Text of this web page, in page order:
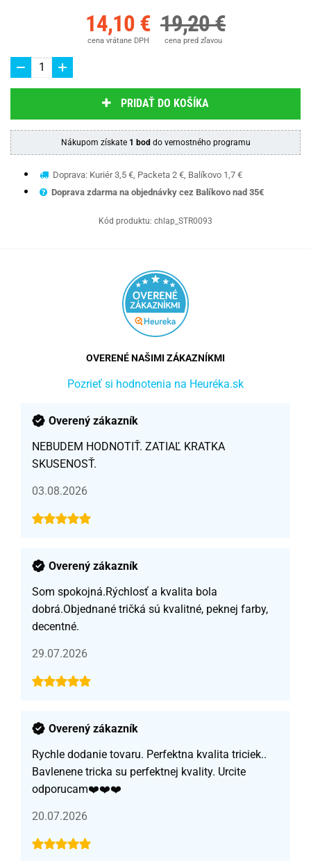
14,10 €
cena vrátane DPH
19,20 €
cena pred zľavou
PRIDAŤ DO KOŠÍKA
Nákupom získate 1 bod do vernostného programu
Doprava: Kuriér 3,5 €, Packeta 2 €, Balíkovo 1,7 €
Doprava zdarma na objednávky cez Balíkovo nad 35€
Kód produktu: chlap_STR0093
OVERENÉ NAŠIMI ZÁKAZNÍKMI
Pozrieť si hodnotenia na Heuréka.sk
Overený zákazník
NEBUDEM HODNOTIŤ. ZATIAĽ KRATKA
SKUSENOSŤ.
03.08.2026
Overený zákazník
Som spokojná.Rýchlosť a kvalita bola
dobrá.Objednané tričká sú kvalitné, peknej farby,
decentné.
29.07.2026
Overený zákazník
Rychle dodanie tovaru. Perfektna kvalita triciek..
Bavlenene tricka su perfektnej kvality. Urcite
odporucam❤️❤️❤️
20.07.2026